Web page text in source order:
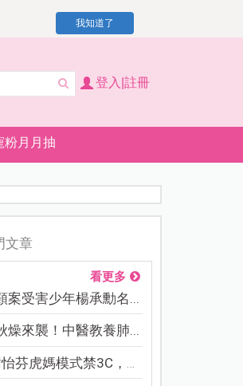
我知道了
登入|註冊
粉月月抽
文章
看更多
案受害少年楊承勳名...
燥來襲！中醫教養肺...
芬虎媽模式禁3C，看...